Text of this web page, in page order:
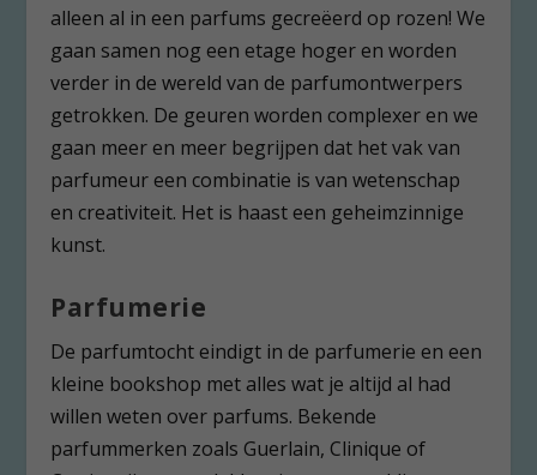
alleen al in een parfums gecreëerd op rozen! We
gaan samen nog een etage hoger en worden
verder in de wereld van de parfumontwerpers
getrokken. De geuren worden complexer en we
gaan meer en meer begrijpen dat het vak van
parfumeur een combinatie is van wetenschap
en creativiteit. Het is haast een geheimzinnige
kunst.
Parfumerie
De parfumtocht eindigt in de parfumerie en een
kleine bookshop met alles wat je altijd al had
willen weten over parfums. Bekende
parfummerken zoals Guerlain, Clinique of